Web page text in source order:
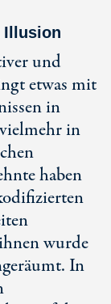
Illusion
und
etwas mit
in
in
haben
wurde
In